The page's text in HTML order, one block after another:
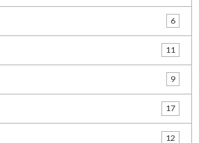
6
11
9
17
12